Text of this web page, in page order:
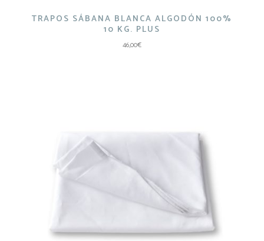
TRAPOS SÁBANA BLANCA ALGODÓN 100%
10 KG. PLUS
46,00€